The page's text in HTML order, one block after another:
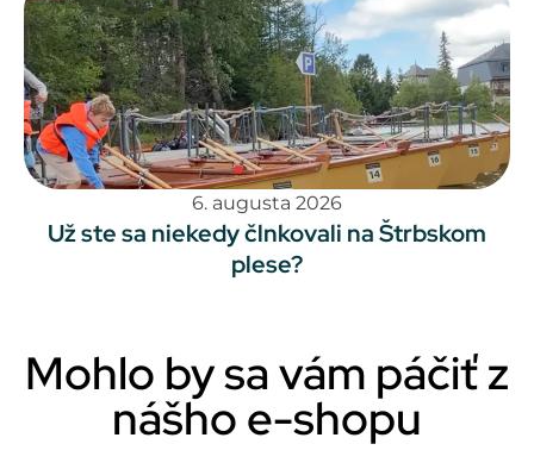
6. augusta 2026
Už ste sa niekedy člnkovali na Štrbskom
plese?
Mohlo by sa vám páčiť z
nášho e-shopu